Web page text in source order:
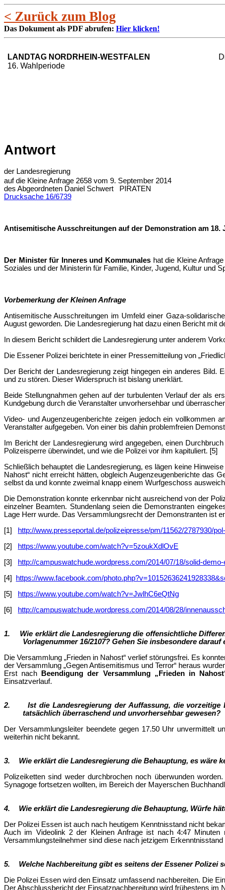
< Zurück zum Blog
Das Dokument als PDF abrufen: Hier klicken!
LANDTAG NORDRHEIN-WESTFALEN
16. Wahlperiode
Antwort
der Landesregierung
auf die Kleine Anfrage 2658 vom 9. September 2014
des Abgeordneten Daniel Schwert PIRATEN
Drucksache 16/6739
Antisemitische Ausschreitungen auf der Demonstration am
Der Minister für Inneres und Kommunales hat die Kleine
Soziales und der Ministerin für Familie, Kinder, Jugend, Kultur und
Vorbemerkung der Kleinen Anfrage
Antisemitische Ausschreitungen im Umfeld einer Gaza-
August geworden. Die Landesregierung hat dazu einen Bericht mit
In diesem Bericht schildert die Landesregierung unter anderem
Die Essener Polizei berichtete in einer Pressemitteilung von
Der Bericht der Landesregierung zeigt hingegen ein anderes Bild.
und zu stören. Dieser Widerspruch ist bislang unerklärt.
Beide Stellungnahmen gehen auf der turbulenten Verlauf der als
Kundgebung durch die Veranstalter unvorhersehbar und
Video- und Augenzeugenberichte zeigen jedoch ein vollkommen
Veranstalter aufgegeben. Von einer bis dahin problemfreien
Im Bericht der Landesregierung wird angegeben, einen
Polizeisperre überwindet, und wie die Polizei vor ihm kapituliert. [5]
Schließlich behauptet die Landesregierung, es lägen keine
Nahost“ nicht erreicht hätten, obgleich Augenzeugenberichte das
selbst da und konnte zweimal knapp einem Wurfgeschoss
Die Demonstration konnte erkennbar nicht ausreichend von der
einzelner Beamten. Stundenlang seien die Demonstranten
Lage Herr wurde. Das Versammlungsrecht der Demonstranten ist
[1]
http://www.presseportal.de/polizeipresse/pm/11562/2787930/
[2]
https://www.youtube.com/watch?v=5zoukXdlOvE
[3]
http://campuswatchude.wordpress.com/2014/07/18/solid-
[4]
https://www.facebook.com/
[5]
https://www.youtube.com/watch?v=JwlhC6eQtNg
[6]
http://campuswatchude.wordpress.com/2014/08/28/
1.
Wie erklärt die Landesregierung die offensichtliche
Vorlagenummer 16/2107? Gehen Sie insbesondere
Die Versammlung „Frieden in Nahost“ verlief störungsfrei. Es
der Versammlung „Gegen Antisemitismus und Terror“ heraus
Erst nach
Beendigung der Versammlung „Frieden in
Einsatzverlauf.
2.
Ist die Landesregierung der Auffassung, die
tatsächlich überraschend und unvorhersehbar gewesen?
Der Versammlungsleiter beendete gegen 17.50 Uhr unvermittelt
weiterhin nicht bekannt.
3.
Wie erklärt die Landesregierung die Behauptung, es wäre
Polizeiketten sind weder durchbrochen noch überwunden
Synagoge fortsetzen wollten, im Bereich der Mayerschen
4.
Wie erklärt die Landesregierung die Behauptung, Würfe
Der Polizei Essen ist auch nach heutigem Kenntnisstand nicht
Auch im Videolink 2 der Kleinen Anfrage ist nach 4:47
Versammlungsteilnehmer sind diese nach jetzigem Erkenntnisstand
5.
Welche Nachbereitung gibt es seitens der Essener Polizei
Die Polizei Essen wird den Einsatz umfassend nachbereiten. Die
Der Abschlussbericht der Einsatznachbereitung wird frühestens im